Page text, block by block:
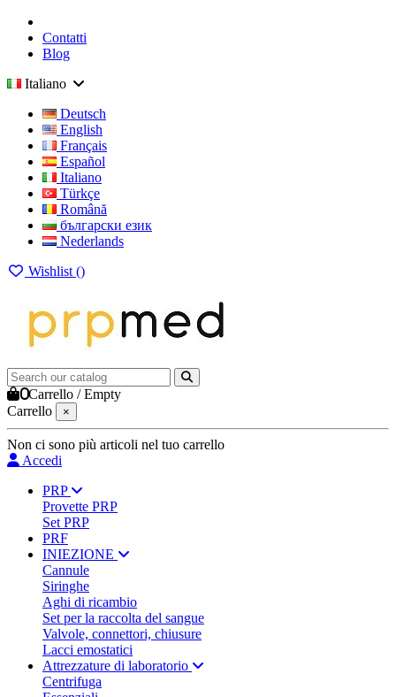
Contatti
Blog
Italiano
Deutsch
English
Français
Español
Italiano
Türkçe
Română
български език
Nederlands
Wishlist ()
0Carrello /Empty
Carrello
×
Non ci sono più articoli nel tuo carrello
Accedi
PRP
Provette PRP
Set PRP
PRF
INIEZIONE
Cannule
Siringhe
Aghi di ricambio
Set per la raccolta del sangue
Valvole, connettori, chiusure
Lacci emostatici
Attrezzature di laboratorio
Centrifuga